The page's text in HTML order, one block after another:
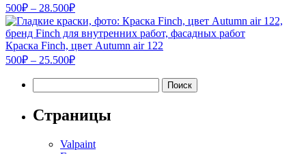
25.500₽
500₽ – 28.500₽Диапазон
цен:
500₽
–
28.500₽
Краска Finch, цвет Autumn air 122
500₽ – 25.500₽Диапазон
25.500₽
Страницы
Valpaint